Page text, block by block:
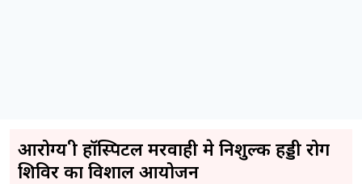
आरोग्य श्री हॉस्पिटल मरवाही मे निशुल्क हड्डी रोग
शिविर का विशाल आयोजन